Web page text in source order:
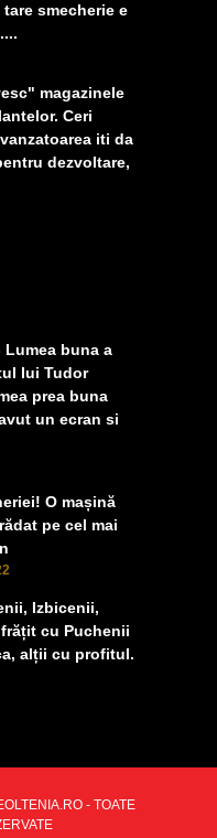
tare smecherie e
magazinele
Ceri
iti da
dezvoltare,
buna a
lui Tudor
prea buna
un ecran si
O mașină
pe cel mai
Izbicenii,
cu Puchenii
alții cu profitul.
- TOATE